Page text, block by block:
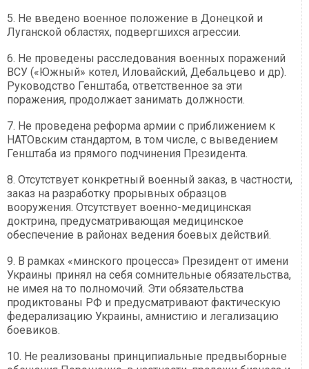
5. Не введено военное положение в Донецкой и
Луганской областях, подвергшихся агрессии.
6. Не проведены расследования военных поражений
ВСУ («Южный» котел, Иловайский, Дебальцево и др).
Руководство Генштаба, ответственное за эти
поражения, продолжает занимать должности.
7. Не проведена реформа армии с приближением к
НАТОвским стандартом, в том числе, с выведением
Генштаба из прямого подчинения Президента.
8. Отсутствует конкретный военный заказ, в частности,
заказ на разработку прорывных образцов
вооружения. Отсутствует военно-медицинская
доктрина, предусматривающая медицинское
обеспечение в районах ведения боевых действий.
9. В рамках «минского процесса» Президент от имени
Украины принял на себя сомнительные обязательства,
не имея на то полномочий. Эти обязательства
продиктованы РФ и предусматривают фактическую
федерализацию Украины, амнистию и легализацию
боевиков.
10. Не реализованы принципиальные предвыборные